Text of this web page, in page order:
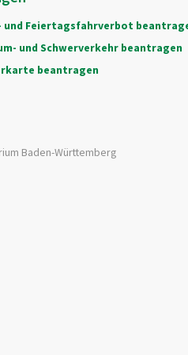
und Feiertagsfahrverbot
und Schwerverkehr beantragen
beantragen
Baden-Württemberg